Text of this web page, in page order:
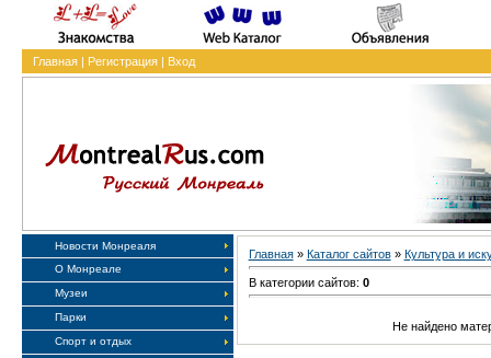
Главная| Регистрация| Вход
Новости Монреаля
О Монреале
Музеи
Парки
Спорт и отдых
Главная» Каталог сайтов» Культура и
В категории сайтов: 0
Не найдено